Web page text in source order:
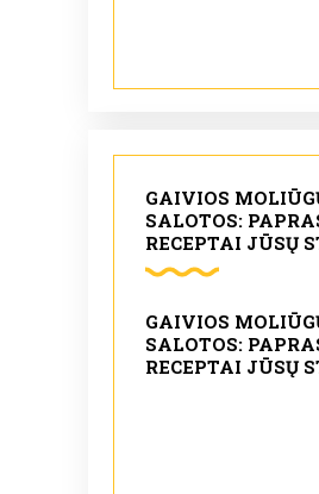
GAIVIOS
SALOTOS:
RECEPTAI JŪSŲ
GAIVIOS
SALOTOS:
RECEPTAI JŪSŲ